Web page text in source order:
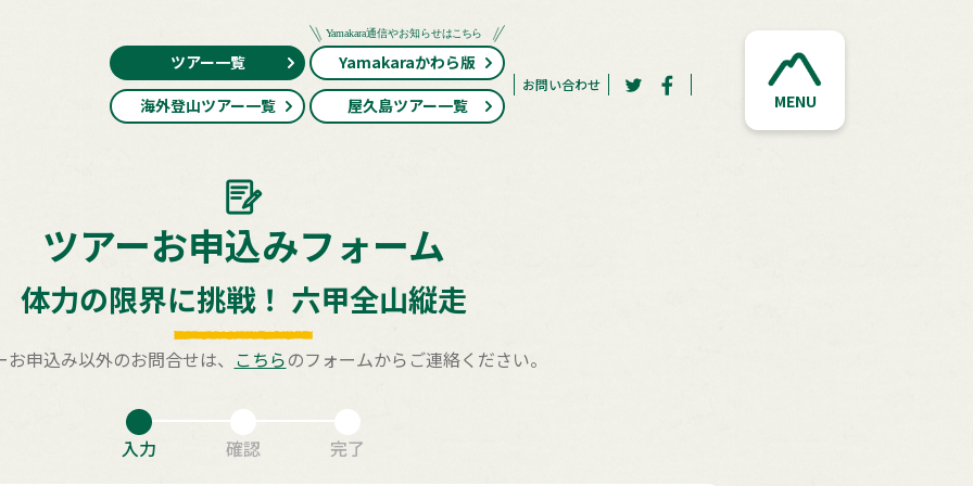
ツアー一覧
Yamakaraかわら版
海外登山ツアー一覧
屋久島ツアー一覧
お問い合わせ
MENU
ツアーお申込みフォーム
体力の限界に挑戦！ 六甲全山縦走
申込み以外のお問合せは、 こちらのフォームからご連絡ください。
入力 確認 完了